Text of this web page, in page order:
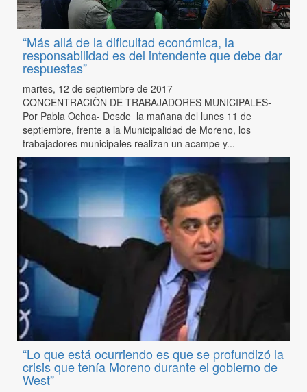
“Más allá de la dificultad económica, la
responsabilidad es del intendente que debe dar
respuestas”
martes, 12 de septiembre de 2017
CONCENTRACIÒN DE TRABAJADORES MUNICIPALES-
Por Pabla Ochoa- Desde la mañana del lunes 11 de
septiembre, frente a la Municipalidad de Moreno, los
trabajadores municipales realizan un acampe y...
“Lo que está ocurriendo es que se profundizó la
crisis que tenía Moreno durante el gobierno de
West”